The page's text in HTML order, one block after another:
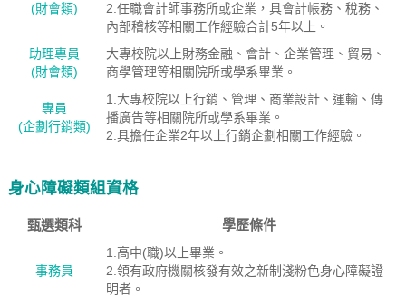
(財會類)
2.任職會計師事務所或企業，具會計帳務、稅務、
內部稽核等相關工作經驗合計5年以上。
助理專員
(財會類)
大專校院以上財務金融、會計、企業管理、貿易、
商學管理等相關院所或學系畢業。
專員
(企劃行銷類)
1.大專校院以上行銷、管理、商業設計、運輸、傳
播廣告等相關院所或學系畢業。
2.具擔任企業2年以上行銷企劃相關工作經驗。
身心障礙類組資格
甄選類科 學歷條件
事務員
1.高中(職)以上畢業。
2.領有政府機關核發有效之新制淺粉色身心障礙證
明者。